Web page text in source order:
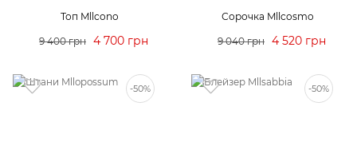
Топ Mllcono
9 400 грн 4 700 грн
Сорочка Mllcosmo
9 040 грн 4 520 грн
-50% -50%